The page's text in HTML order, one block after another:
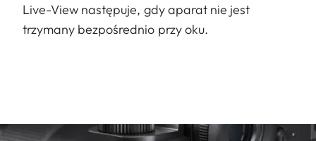
Live-View następuje, gdy aparat nie jest
trzymany bezpośrednio przy oku.